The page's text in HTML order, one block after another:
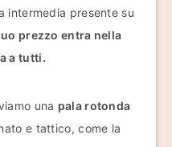
intermedia presente su
prezzo entra nella
a tutti.
una pala rotonda
e tattico, come la